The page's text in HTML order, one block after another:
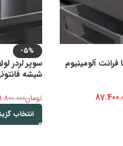
فرانت آلومینیوم
-5%
سوپر لردر
شیشه
تومان
انتخاب